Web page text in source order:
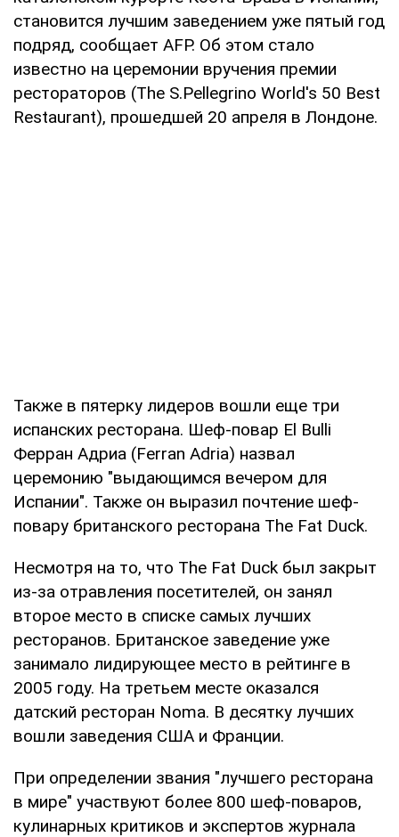
становится лучшим заведением уже пятый год
подряд, сообщает AFP. Об этом стало
известно на церемонии вручения премии
рестораторов (The S.Pellegrino World's 50 Best
Restaurant), прошедшей 20 апреля в Лондоне.
Также в пятерку лидеров вошли еще три
испанских ресторана. Шеф-повар El Bulli
Ферран Адриа (Ferran Adria) назвал
церемонию "выдающимся вечером для
Испании". Также он выразил почтение шеф-
повару британского ресторана The Fat Duck.
Несмотря на то, что The Fat Duck был закрыт
из-за отравления посетителей, он занял
второе место в списке самых лучших
ресторанов. Британское заведение уже
занимало лидирующее место в рейтинге в
2005 году. На третьем месте оказался
датский ресторан Noma. В десятку лучших
вошли заведения США и Франции.
При определении звания "лучшего ресторана
в мире" участвуют более 800 шеф-поваров,
кулинарных критиков и экспертов журнала